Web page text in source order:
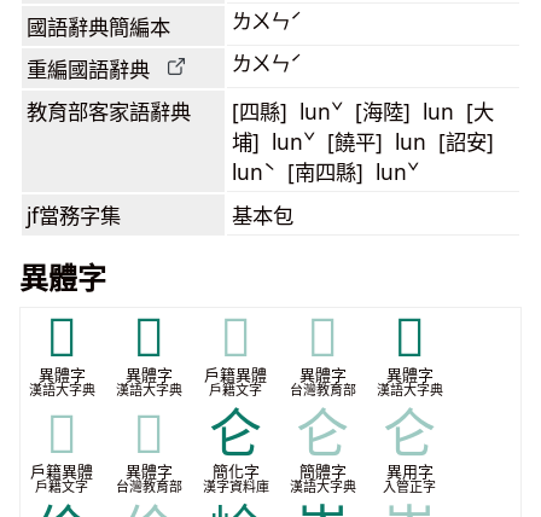
國語辭典簡編本 ㄌㄨㄣˊ
重編國語辭典 ㄌㄨㄣˊ
教育部客家語辭典
[四縣] lunˇ [海陸] lun [大
埔] lunˇ [饒平] lun [詔安]
lunˋ [南四縣] lunˇ
jf當務字集 基本包
異體字
𠉙
異體字
漢語大字典
𠌈
異體字
漢語大字典
𠌈
戶籍異體
戶籍文字
𠌈
異體字
台灣教育部
𠎚
異體字
漢語大字典
𠎚
戶籍異體
戶籍文字
𠎚
異體字
台灣教育部
仑
簡化字
漢字資料庫
仑
簡體字
漢語大字典
仑
異用字
入管正字